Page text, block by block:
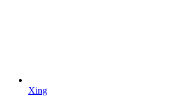
Xing